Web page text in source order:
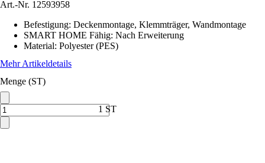
Art.-Nr. 12593958
Befestigung: Deckenmontage, Klemmträger, Wandmontage
SMART HOME Fähig: Nach Erweiterung
Material: Polyester (PES)
Mehr Artikeldetails
Menge (ST)
1 ST